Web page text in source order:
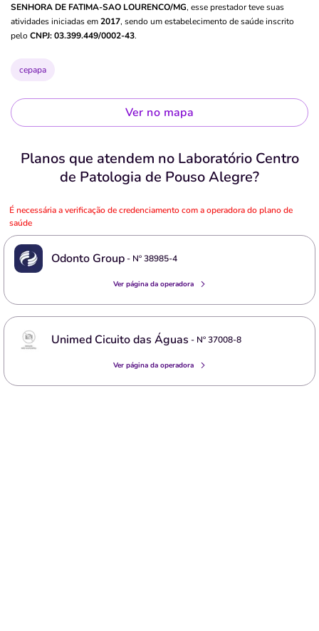
SENHORA DE FATIMA-SAO LOURENCO/MG, esse prestador teve suas
atividades iniciadas em2017, sendo um estabelecimento de saúde inscrito
pelo CNPJ: 03.399.449/0002-43.
cepapa
Ver no mapa
Planos que atendem no Laboratório Centro
de Patologia de Pouso Alegre?
É necessária a verificação de credenciamento com a operadora do plano de
saúde
Odonto Group- Nº38985-4
Ver página da operadora
Unimed Cicuito das Águas - Nº37008-8
Ver página da operadora